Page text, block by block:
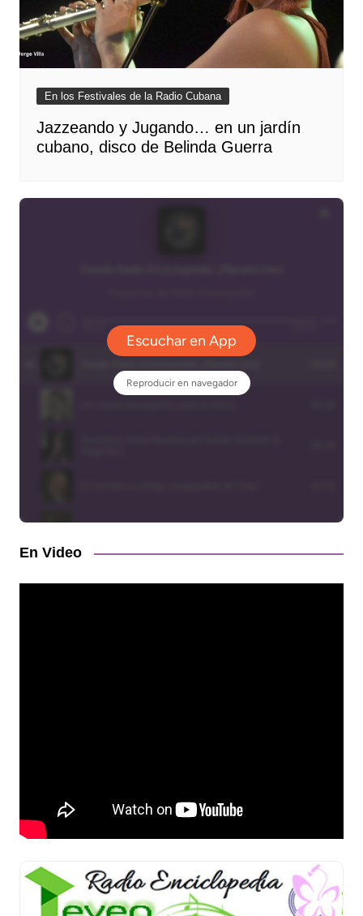
En los Festivales de la Radio Cubana
Jazzeando y Jugando… en un jardín
cubano, disco de Belinda Guerra
En Video